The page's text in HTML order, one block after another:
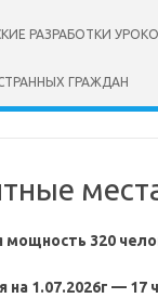
РАЗРАБОТКИ
ГРАЖДАН
мощность 320
на 1.07.2026г —